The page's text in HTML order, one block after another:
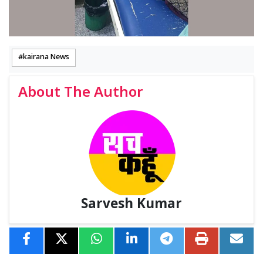
kairana News
About The Author
Sarvesh Kumar